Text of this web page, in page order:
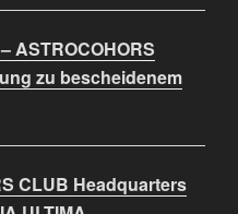
ASTROCOHORS
zu bescheidenem
CLUB Headquarters